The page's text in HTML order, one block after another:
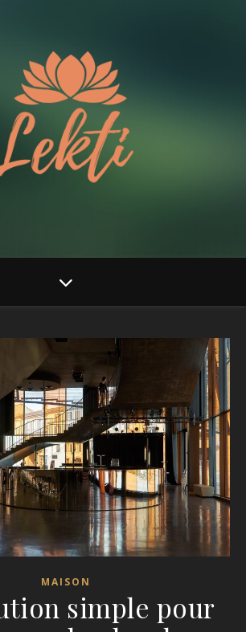
MAISON
simple pour